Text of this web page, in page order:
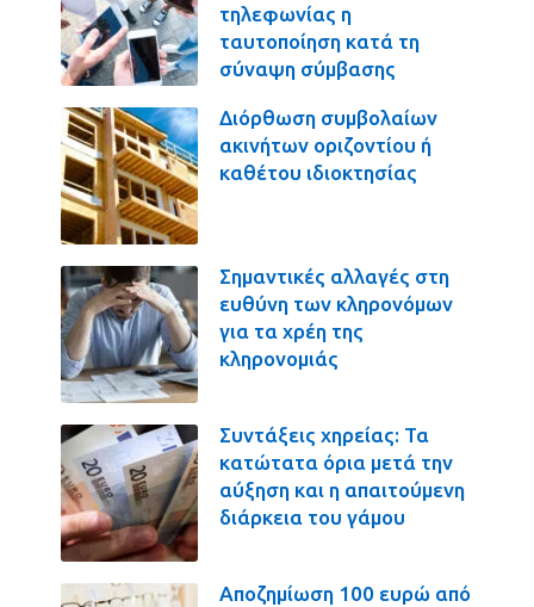
τηλεφωνίας η
ταυτοποίηση κατά τη
σύναψη σύμβασης
Διόρθωση συμβολαίων
ακινήτων οριζοντίου ή
καθέτου ιδιοκτησίας
Σημαντικές αλλαγές στη
ευθύνη των κληρονόμων
για τα χρέη της
κληρονομιάς
Συντάξεις χηρείας: Τα
κατώτατα όρια μετά την
αύξηση και η απαιτούμενη
διάρκεια του γάμου
Αποζημίωση 100 ευρώ από